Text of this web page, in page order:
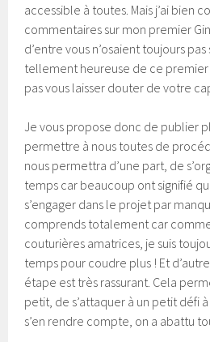
accessible à toutes. Mais j’ai bien
commentaires sur mon premier
d’entre vous n’osaient toujours
tellement heureuse de ce premier
pas vous laisser douter de votre
Je vous propose donc de publier
permettre à nous toutes de
nous permettra d’une part, de
temps car beaucoup ont signifié
s’engager dans le projet par
comprends totalement car
couturières amatrices, je suis
temps pour coudre plus ! Et
étape est très rassurant. Cela
petit, de s’attaquer à un petit défi à
s’en rendre compte, on a abattu